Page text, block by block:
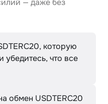
— даже без
которую
убедитесь, что все
обмен USDTERC20